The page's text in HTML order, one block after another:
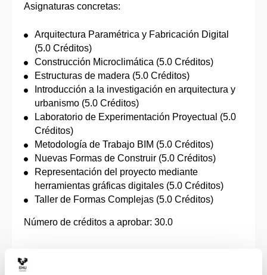
Asignaturas concretas:
Arquitectura Paramétrica y Fabricación Digital
(5.0 Créditos)
Construcción Microclimática (5.0 Créditos)
Estructuras de madera (5.0 Créditos)
Introducción a la investigación en arquitectura y
urbanismo (5.0 Créditos)
Laboratorio de Experimentación Proyectual (5.0
Créditos)
Metodología de Trabajo BIM (5.0 Créditos)
Nuevas Formas de Construir (5.0 Créditos)
Representación del proyecto mediante
herramientas gráficas digitales (5.0 Créditos)
Taller de Formas Complejas (5.0 Créditos)
Número de créditos a aprobar: 30.0
Patrimonio, Rehabilitación y Conservación